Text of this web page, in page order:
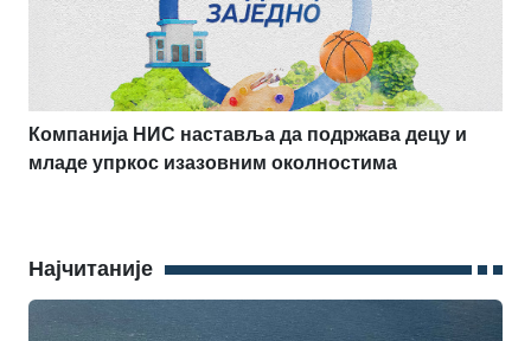
Компанија НИС наставља да подржава децу и
младе упркос изазовним околностима
Најчитаније